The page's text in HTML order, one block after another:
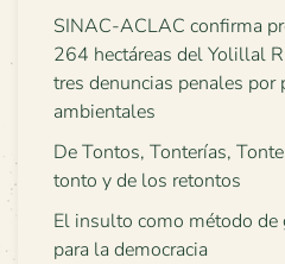
SINAC-ACLAC confirma
264 hectáreas del Yolillal
tres denuncias penales por
ambientales
De Tontos, Tonterías,
tonto y de los retontos
El insulto como método de
para la democracia